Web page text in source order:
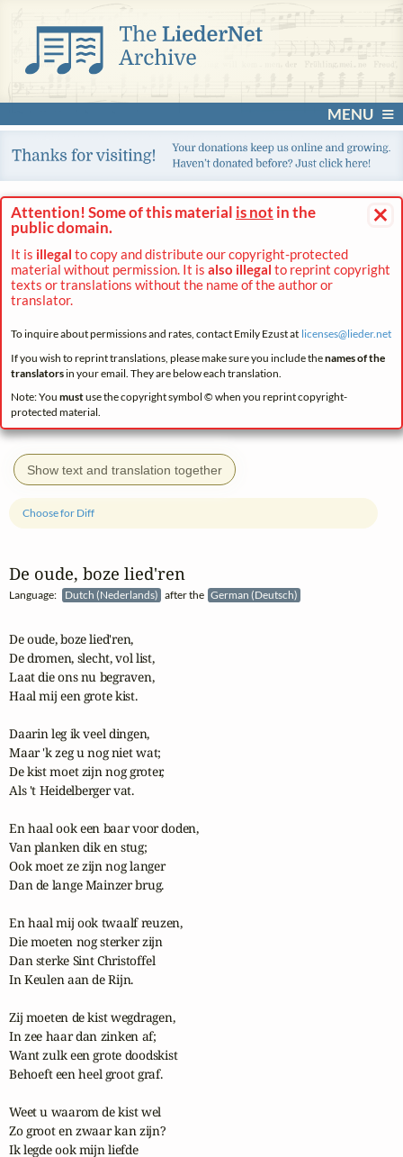
MENU
×
Attention! Some of this material is not in the
public domain.
It is illegal to copy and distribute our copyright-protected
material without permission. It is also illegal to reprint copyright
texts or translations without the name of the author or
translator.
To inquire about permissions and rates, contact Emily Ezust at licenses@lieder.net
If you wish to reprint translations, please make sure you include thenames of the
translatorsin your email. They are below each translation.
Note: You mustuse the copyright symbol © when you reprint copyright-
protected material.
Show text and translation together
De oude, boze lied'ren
Language: Dutch (Nederlands) after the German (Deutsch)
Choose for Diff
De oude, boze lied'ren,
De dromen, slecht, vol list,
Laat die ons nu begraven,
Haal mij een grote kist.
Daarin leg ik veel dingen,
Maar 'k zeg u nog niet wat;
De kist moet zijn nog groter,
Als 't Heidelberger vat.
En haal ook een baar voor doden,
Van planken dik en stug;
Ook moet ze zijn nog langer
Dan de lange Mainzer brug.
En haal mij ook twaalf reuzen,
Die moeten nog sterker zijn
Dan sterke Sint Christoffel
In Keulen aan de Rijn.
Zij moeten de kist wegdragen,
In zee haar dan zinken af;
Want zulk een grote doodskist
Behoeft een heel groot graf.
Weet u waarom de kist wel
Zo groot en zwaar kan zijn?
Ik legde ook mijn liefde